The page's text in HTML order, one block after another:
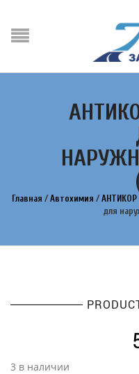
Главная / Автохимия / АНТИКОР
для
3 в наличии